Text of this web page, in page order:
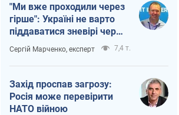
"Ми вже проходили через
гірше": Україні не варто
піддаватися зневірі через
ракетний терор
Сергій Марченко, експерт 7,4 т.
Захід проспав загрозу:
Росія може перевірити
НАТО війною